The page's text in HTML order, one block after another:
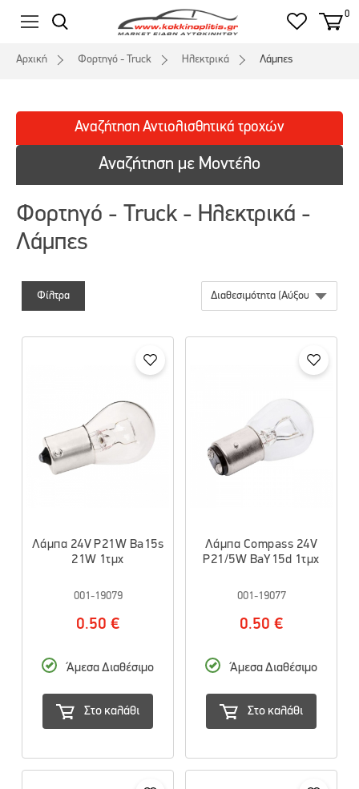
0
Αρχική Φορτηγό - Truck Ηλεκτρικά Λάμπες
Αναζήτηση με Μοντέλο
Αναζήτηση Αντιολισθητικά τροχών
Φορτηγό - Truck - Ηλεκτρικά -
Λάμπες
Φίλτρα
Λάμπα 24V P21W Ba15s
21W 1τμχ
001-19079
0.50 €
Άμεσα Διαθέσιμο
Στο καλάθι
Λάμπα Compass 24V
P21/5W BaY15d 1τμχ
001-19077
0.50 €
Άμεσα Διαθέσιμο
Στο καλάθι